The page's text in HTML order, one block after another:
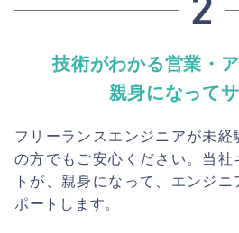
技術がわかる営業・
親身になって
フリーランスエンジニアが未
の方でもご安心ください。当
トが、親身になって、エンジ
ポートします。